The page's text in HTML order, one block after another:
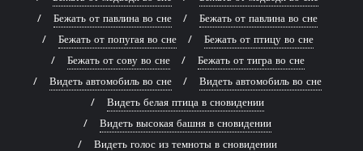
Бежать от павлина во сне
Бежать от павлина во сне
Бежать от попугая во сне
Бежать от птицу во сне
Бежать от сову во сне
Бежать от тигра во сне
Видеть автомобиль во сне
Видеть автомобиль во сне
Видеть белая птица в сновидении
Видеть высокая башня в сновидении
Видеть голос из темноты в сновидении